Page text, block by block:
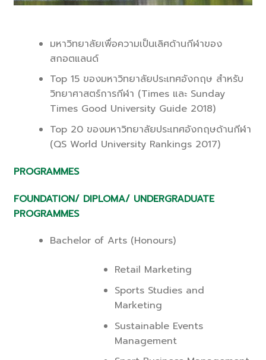
มหาวิทยาลัยเพื่อความเป็นเลิศด้านกีฬาของ
สกอตแลนด์
Top 15 ของมหาวิทยาลัยประเทศอังกฤษ สำหรับ
วิทยาศาสตร์การกีฬา (Times และ Sunday
Times Good University Guide 2018)
Top 20 ของมหาวิทยาลัยประเทศอังกฤษด้านกีฬา
(QS World University Rankings 2017)
PROGRAMMES
FOUNDATION/ DIPLOMA/ UNDERGRADUATE
PROGRAMMES
Bachelor of Arts (Honours)
Retail Marketing
Sports Studies and
Marketing
Sustainable Events
Management